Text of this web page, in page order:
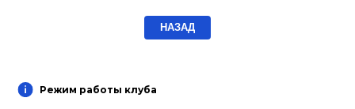
НАЗАД
Режим работы клуба